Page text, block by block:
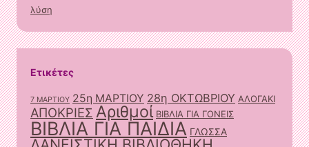
λύση
Ετικέτες
7 ΜΑΡΤΙΟΥ 25η ΜΑΡΤΙΟΥ 28η ΟΚΤΩΒΡΙΟΥ ΑΛΟΓΑΚΙ
ΑΠΟΚΡΙΕΣ Αριθμοί ΒΙΒΛΙΑ ΓΙΑ ΓΟΝΕΙΣ
ΒΙΒΛΙΑ ΓΙΑ ΠΑΙΔΙΑ ΓΛΩΣΣΑ